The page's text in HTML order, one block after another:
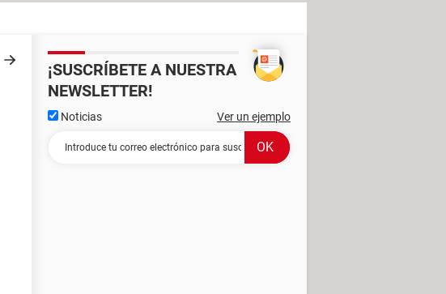
¡SUSCRÍBETE A NUESTRA
NEWSLETTER!
Noticias Ver un ejemplo